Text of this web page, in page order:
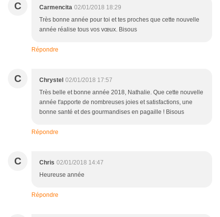
C Carmencita 02/01/2018 18:29
Très bonne année pour toi et tes proches que cette nouvelle
année réalise tous vos vœux. Bisous
Répondre
C Chrystel 02/01/2018 17:57
Très belle et bonne année 2018, Nathalie. Que cette nouvelle
année t'apporte de nombreuses joies et satisfactions, une
bonne santé et des gourmandises en pagaille ! Bisous
Répondre
C Chris 02/01/2018 14:47
Heureuse année
Répondre